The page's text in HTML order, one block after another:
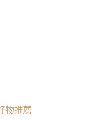
物推薦